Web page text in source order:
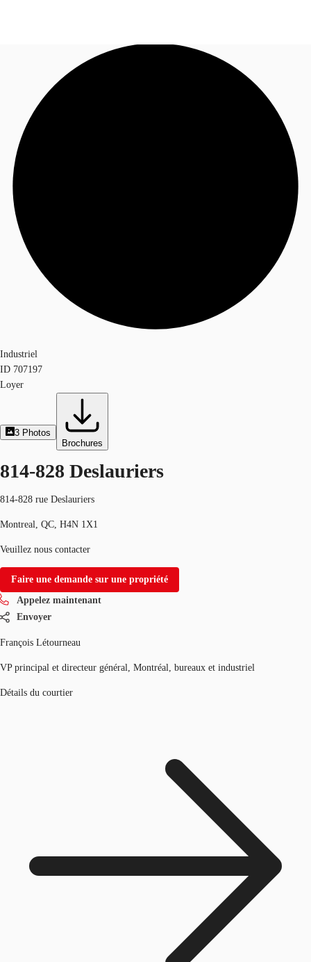
Tendances & perspectives
Favoris
Appelez maintenant
Industriel
ID 707197
Loyer
3 Photos
Brochures
814-828 Deslauriers
814-828 rue Deslauriers
Montreal, QC, H4N 1X1
Veuillez nous contacter
Faire une demande sur une propriété
Appelez maintenant
Envoyer
François Létourneau
VP principal et directeur général, Montréal, bureaux et industriel
Détails du courtier